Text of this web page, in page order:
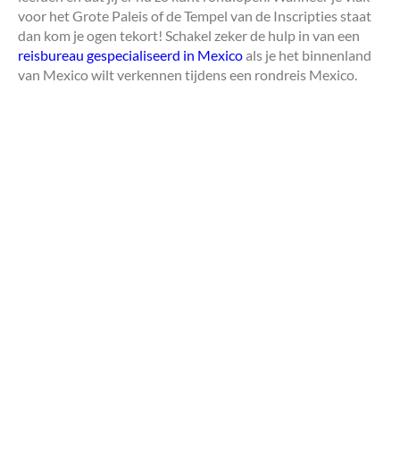
voor het Grote Paleis of de Tempel van de Inscripties staat
dan kom je ogen tekort! Schakel zeker de hulp in van een
reisbureau gespecialiseerd in Mexicoals je het binnenland
van Mexico wilt verkennen tijdens een rondreis Mexico.